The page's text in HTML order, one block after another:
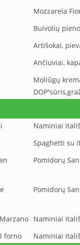
Mozzarela
Buivolių
Artišokai,
Ančiuviai,
Moliūgų
Naminiai
Spaghetti su
Pomidorų
Pomidorų
Naminiai
forno
Naminiai